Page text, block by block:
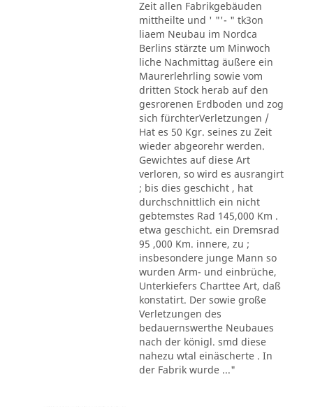
Zeit allen Fabrikgebäuden
mittheilte und ' "'- " tk3on
liaem Neubau im Nordca
Berlins stärzte um Minwoch
liche Nachmittag äußere ein
Maurerlehrling sowie vom
dritten Stock herab auf den
gesrorenen Erdboden und zog
sich fürchterVerletzungen /
Hat es 50 Kgr. seines zu Zeit
wieder abgeorehr werden.
Gewichtes auf diese Art
verloren, so wird es ausrangirt
; bis dies geschicht , hat
durchschnittlich ein nicht
gebtemstes Rad 145,000 Km .
etwa geschicht. ein Dremsrad
95 ,000 Km. innere, zu ;
insbesondere junge Mann so
wurden Arm- und einbrüche,
Unterkiefers Charttee Art, daß
konstatirt. Der sowie große
Verletzungen des
bedauernswerthe Neubaues
nach der königl. smd diese
nahezu wtal einäscherte . In
der Fabrik wurde ..."